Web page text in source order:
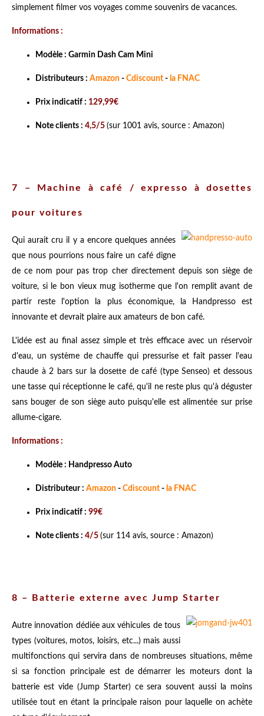
simplement filmer vos voyages comme souvenirs de vacances.
Informations :
Modèle : Garmin Dash Cam Mini
Distributeurs : Amazon - Cdiscount - la FNAC
Prix indicatif : 129,99€
Note clients : 4,5/5 (sur 1001 avis, source : Amazon)
7 – Machine à café / expresso à dosettes
pour voitures
Qui aurait cru il y a encore quelques années
que nous pourrions nous faire un café digne
de ce nom pour pas trop cher directement depuis son siège de
voiture, si le bon vieux mug isotherme que l'on remplit avant de
partir reste l'option la plus économique, la Handpresso est
innovante et devrait plaire aux amateurs de bon café.
L'idée est au final assez simple et très efficace avec un réservoir
d'eau, un système de chauffe qui pressurise et fait passer l'eau
chaude à 2 bars sur la dosette de café (type Senseo) et dessous
une tasse qui réceptionne le café, qu'il ne reste plus qu'à déguster
sans bouger de son siège auto puisqu'elle est alimentée sur prise
allume-cigare.
Informations :
Modèle : Handpresso Auto
Distributeur : Amazon - Cdiscount - la FNAC
Prix indicatif : 99€
Note clients : 4/5 (sur 114 avis, source : Amazon)
8 – Batterie externe avec Jump Starter
Autre innovation dédiée aux véhicules de tous
types (voitures, motos, loisirs, etc...) mais aussi
multifonctions qui servira dans de nombreuses situations, même
si sa fonction principale est de démarrer les moteurs dont la
batterie est vide (Jump Starter) ce sera souvent aussi la moins
utilisée tout en étant la principale raison pour laquelle on achète